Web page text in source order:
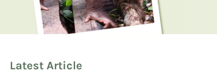
Latest Article